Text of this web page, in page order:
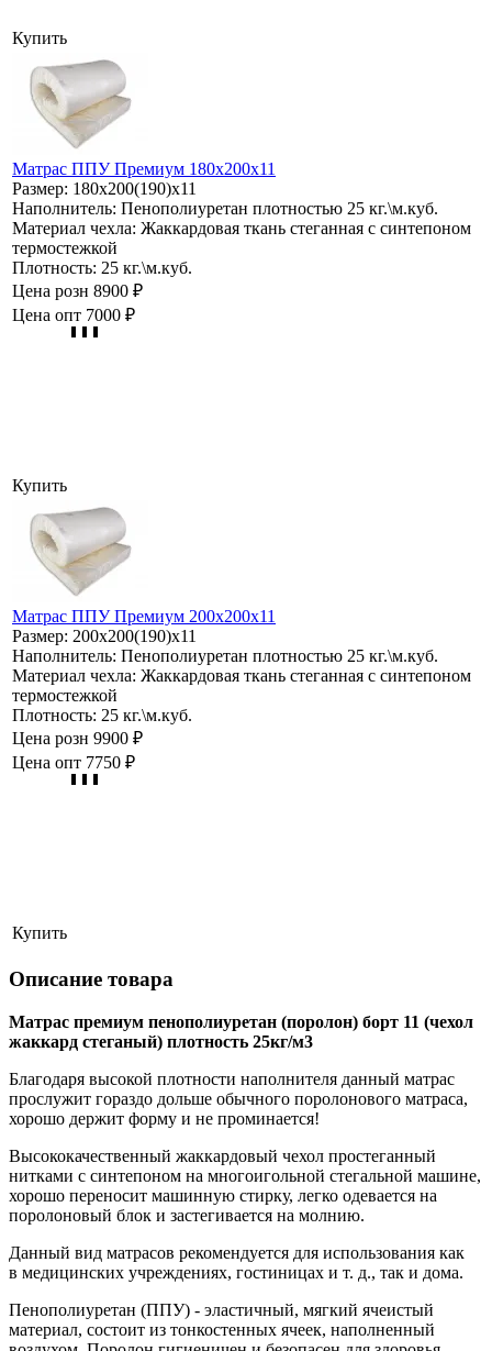
Купить
Матрас ППУ Премиум 180х200х11
Размер: 180х200(190)х11
Наполнитель: Пенополиуретан плотностью 25 кг.\м.куб.
Материал чехла: Жаккардовая ткань стеганная с синтепоном
термостежкой
Плотность: 25 кг.\м.куб.
Цена розн 8900 ₽
Цена опт 7000 ₽
Купить
Матрас ППУ Премиум 200х200х11
Размер: 200х200(190)х11
Наполнитель: Пенополиуретан плотностью 25 кг.\м.куб.
Материал чехла: Жаккардовая ткань стеганная с синтепоном
термостежкой
Плотность: 25 кг.\м.куб.
Цена розн 9900 ₽
Цена опт 7750 ₽
Купить
Описание товара
Матрас премиум пенополиуретан (поролон) борт 11 (чехол
жаккард стеганый) плотность 25кг/м3
Благодаря высокой плотности наполнителя данный матрас
прослужит гораздо дольше обычного поролонового матраса,
хорошо держит форму и не проминается!
Высококачественный жаккардовый чехол простеганный
нитками с синтепоном на многоигольной стегальной машине,
хорошо переносит машинную стирку, легко одевается на
поролоновый блок и застегивается на молнию.
Данный вид матрасов рекомендуется для использования как
в медицинских учреждениях, гостиницах и т. д., так и дома.
Пенополиуретан (ППУ) - эластичный, мягкий ячеистый
материал, состоит из тонкостенных ячеек, наполненный